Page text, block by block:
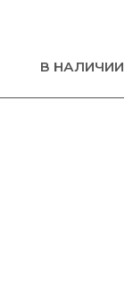
В НАЛИЧИИ